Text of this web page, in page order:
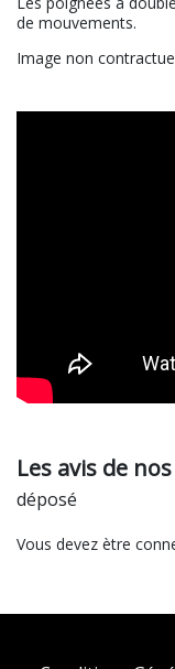
de mouvements.
Image non
Les avis de
déposé
Vous devez ètre